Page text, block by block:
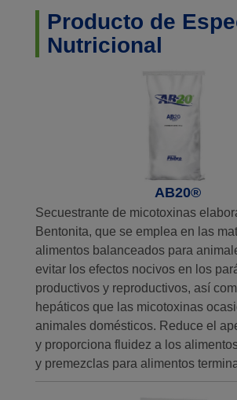
Producto de
Nutricional
AB20®
Secuestrante de micotoxinas
Bentonita, que se emplea en las
alimentos balanceados para
evitar los efectos nocivos en los
productivos y reproductivos, así
hepáticos que las micotoxinas
animales domésticos. Reduce el
y proporciona fluidez a los
y premezclas para alimentos